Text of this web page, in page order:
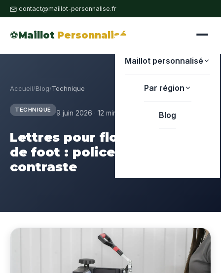
contact@maillot-personnalise.fr
⚽Maillot Personnalisé
Maillot personnalisé
Par région
Blog
Accueil/Blog/Technique
TECHNIQUE 9 juin 2026 · 12 min de lecture
Lettres pour flocage maillot
de foot : police, taille et
contraste